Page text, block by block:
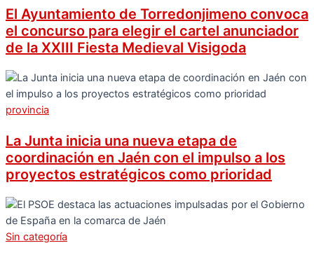
El Ayuntamiento de Torredonjimeno convoca
el concurso para elegir el cartel anunciador
de la XXIII Fiesta Medieval Visigoda
provincia
La Junta inicia una nueva etapa de
coordinación en Jaén con el impulso a los
proyectos estratégicos como prioridad
Sin categoría